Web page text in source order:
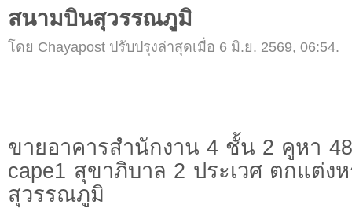
สนามบินสุวรรณภูมิ
โดย Chayapost ปรับปรุงล่าสุดเมื่อ 6 มิ.ย. 2569, 06:54.
ขายอาคารสำนักงาน 4 ชั้น 2 คูหา
cape1 สุขาภิบาล 2 ประเวศ ตกแต่ง
สุวรรณภูมิ